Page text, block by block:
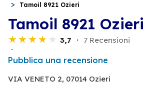
Tamoil 8921 Ozieri
Tamoil 8921 Ozieri
3,7 7 Recensioni
Pubblica una recensione
VIA VENETO 2, 07014 Ozieri